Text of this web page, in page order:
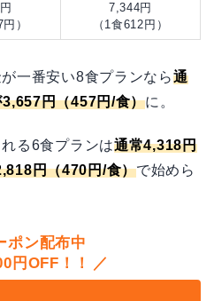
）
7,344円
（1食612円）
一番安い8食プランなら通
円（457円/食）に。
る6食プランは通常4,318円
円（470円/食）で始めら
ポン配布中
円OFF！！